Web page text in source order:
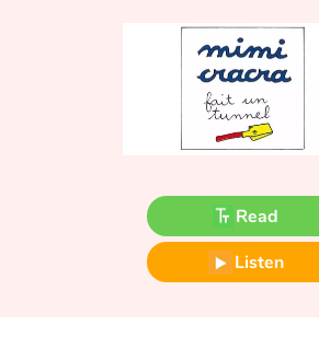
Tales and classics in french
Fable, myth, literature and poetry
Read
Listen